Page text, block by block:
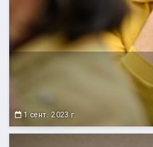
1 сент. 2023 г.